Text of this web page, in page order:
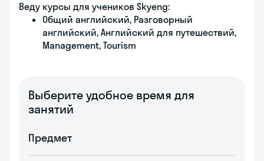
Веду курсы для учеников Skyeng:
Общий английский, Разговорный
английский, Английский для путешествий,
Management, Tourism
Выберите удобное время для
занятий
Предмет